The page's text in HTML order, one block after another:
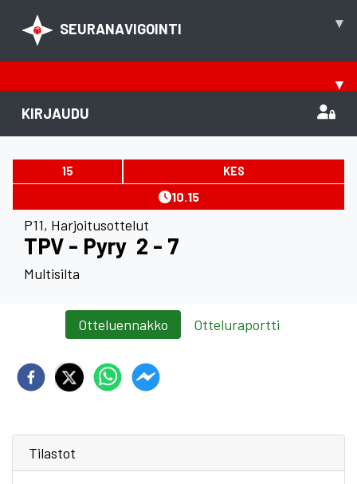
SEURANAVIGOINTI ▾
▾
KIRJAUDU
15 KES
10.15
P11, Harjoitusottelut
TPV - Pyry 2 - 7
Multisilta
Otteluennakko Otteluraportti
Tilastot